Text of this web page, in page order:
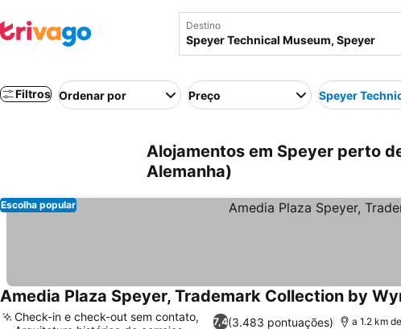
Destino
Filtros Ordenar por Preço Speyer
Alojamentos em Speyer perto
Alemanha)
Escolha popular
Amedia Plaza Speyer, Trademark Collection by
7,4(3.483 pontuações)
Check-in e check-out sem contato,
a 1.2 km